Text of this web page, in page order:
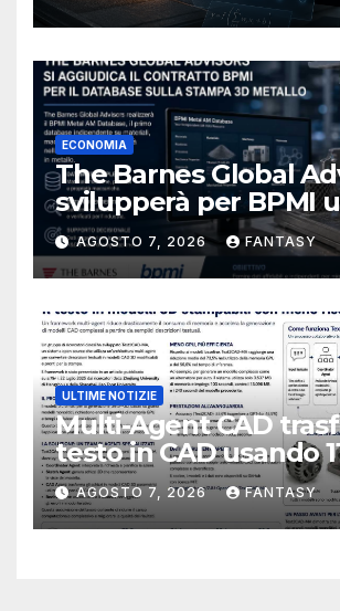
ECONOMIA
The Barnes Global
svilupperà per BPMI
database per la
metallica destinata
navale statunitense
AGOSTO 7, 2026 FANTASY
ULTIME NOTIZIE
Multi-Agent CAD
testo in CAD usando
meno token
AGOSTO 7, 2026 FANTASY